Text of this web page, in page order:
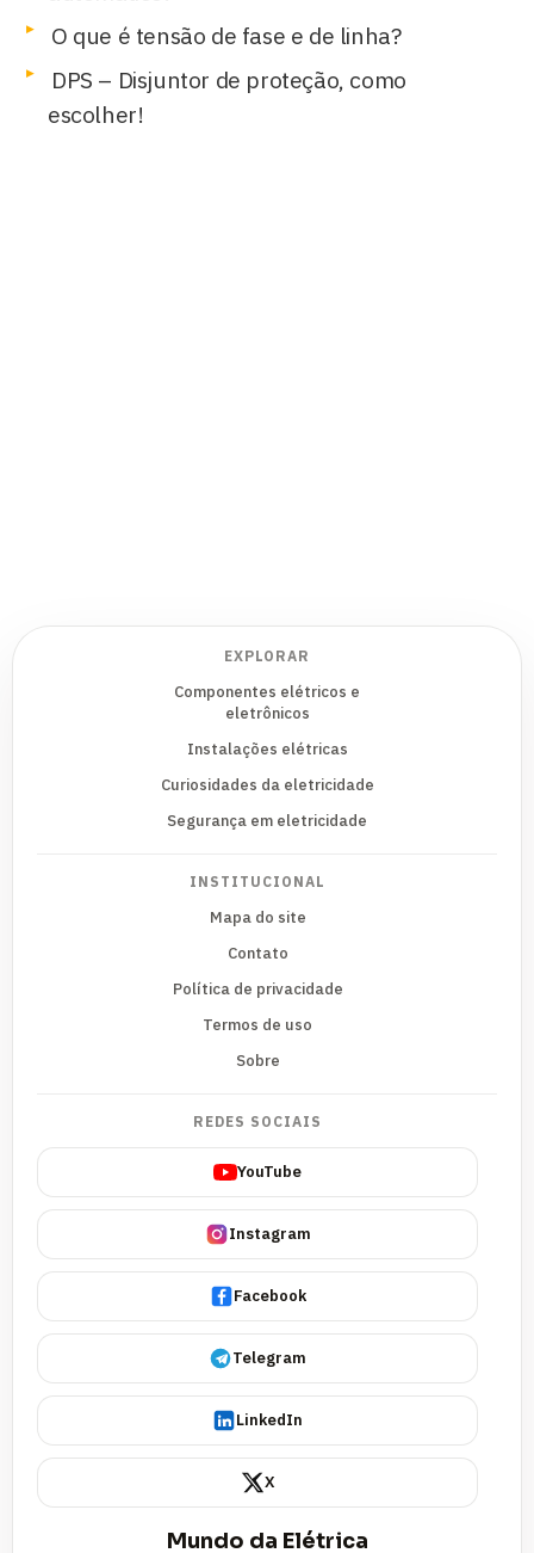
O que é tensão de fase e de linha?
DPS – Disjuntor de proteção, como
escolher!
EXPLORAR
Componentes elétricos e
eletrônicos
Instalações elétricas
Curiosidades da eletricidade
Segurança em eletricidade
INSTITUCIONAL
Mapa do site
Contato
Política de privacidade
Termos de uso
Sobre
REDES SOCIAIS
YouTube
Instagram
Facebook
Telegram
LinkedIn
X
Mundo da Elétrica